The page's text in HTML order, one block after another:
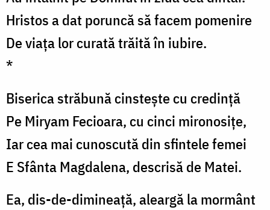
Hristos a dat poruncă să facem pomenire
De viața lor curată trăită în iubire.
*
Biserica străbună cinsteşte cu credinţă
Pe Miryam Fecioara, cu cinci mironosiţe,
Iar cea mai cunoscută din sfintele femei
E Sfânta Magdalena, descrisă de Matei.
Ea, dis-de-dimineaţă, aleargă la mormânt